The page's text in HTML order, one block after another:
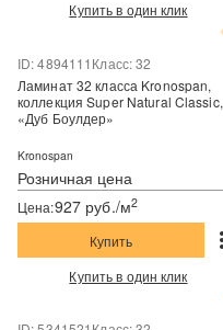
Купить в один клик
Розничная цена
ID: 4894111 Класс: 32
Цена:927 руб./м2
Ламинат 32 класса Kronospan,
коллекция Super Natural Classic,
«Дуб Боулдер»
Kronospan
Купить
Купить в один клик